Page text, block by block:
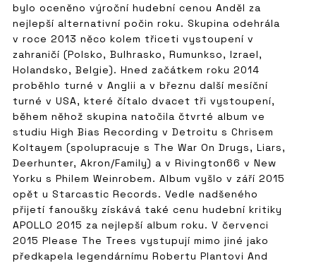
bylo oceněno výroční hudební cenou Anděl za
nejlepší alternativní počin roku. Skupina odehrála
v roce 2013 něco kolem třiceti vystoupení v
zahraničí (Polsko, Bulhrasko, Rumunkso, Izrael,
Holandsko, Belgie). Hned začátkem roku 2014
proběhlo turné v Anglii a v březnu další mesíční
turné v USA, které čítalo dvacet tři vystoupení,
během něhož skupina natočila čtvrté album ve
studiu High Bias Recording v Detroitu s Chrisem
Koltayem (spolupracuje s The War On Drugs, Liars,
Deerhunter, Akron/Family) a v Rivington66 v New
Yorku s Philem Weinrobem. Album vyšlo v září 2015
opět u Starcastic Records. Vedle nadšeného
přijetí fanoušky získává také cenu hudební kritiky
APOLLO 2015 za nejlepší album roku. V červenci
2015 Please The Trees vystupují mimo jiné jako
předkapela legendárnímu Robertu Plantovi And